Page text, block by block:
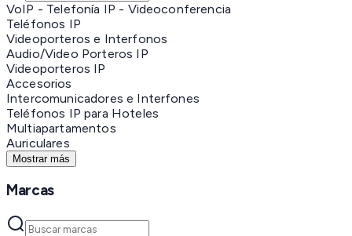
VoIP - Telefonía IP - Videoconferencia
Teléfonos IP
Videoporteros e Interfonos
Audio/Video Porteros IP
Videoporteros IP
Accesorios
Intercomunicadores e Interfones
Teléfonos IP para Hoteles
Multiapartamentos
Auriculares
Mostrar más
Marcas